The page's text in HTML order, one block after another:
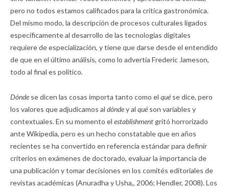
pero no todos estamos calificados para la crítica gastronómica.
Del mismo modo, la descripción de procesos culturales ligados
específicamente al desarrollo de las tecnologías digitales
requiere de especialización, y tiene que darse desde el entendido
de que en el último análisis, como lo advertía Frederic Jameson,
todo al final es político.
Dónde se dicen las cosas importa tanto como el qué se dice, pero
los valores que adjudicamos al dóndey al qué son variables y
contextuales. En su momento el establishment gritó horrorizado
ante Wikipedia, pero es un hecho constatable que en años
recientes se ha convertido en referencia estándar para definir
criterios en exámenes de doctorado, evaluar la importancia de
una publicación y tomar decisiones en los comités editoriales de
revistas académicas (Anuradha y Usha,, 2006; Hendler, 2008). Los